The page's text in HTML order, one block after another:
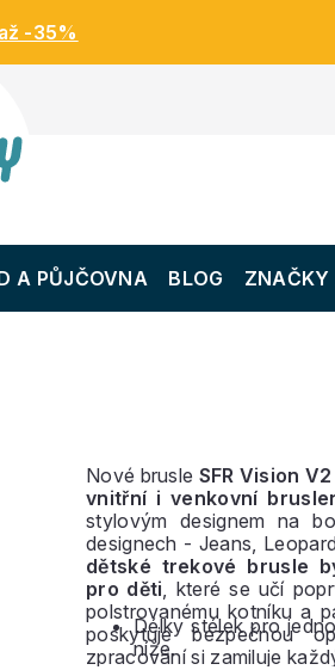
-35%
A PŮJČOVNA BLOG ZNAČKY
Nové brusle SFR Vision
vnitřní i venkovní
stylovým designem na
designech - Jeans,
dětské trekové brusle
pro děti, které se učí
polstrovanému kotníku a
poskytuje bezpečnou
zpracování si zamiluje
Délky stélek pro
níže.